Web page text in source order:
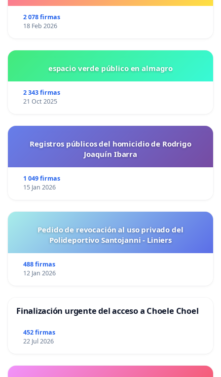
2 078 firmas
18 Feb 2026
espacio verde público en almagro
2 343 firmas
21 Oct 2025
Registros públicos del homicidio de Rodrigo
Joaquín Ibarra
1 049 firmas
15 Jan 2026
Pedido de revocación al uso privado del
Polideportivo Santojanni - Liniers
488 firmas
12 Jan 2026
Finalización urgente del acceso a Choele Choel
452 firmas
22 Jul 2026